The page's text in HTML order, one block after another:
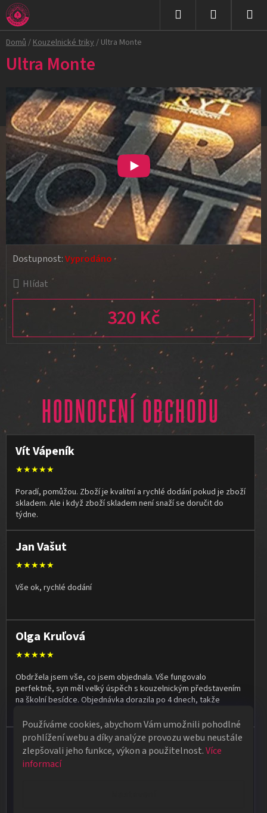
Používáme cookies, abychom Vám umožnili pohodlné
prohlížení webu a díky analýze provozu webu neustále
zlepšovali jeho funkce, výkon a použitelnost.Více
informací
Přejít
na
obsah
Domů/Kouzelnické triky/ Ultra Monte
Hlídat
320 Kč
Dostupnost:Vyprodáno
Ultra Monte
HODNOCENÍ OBCHODU
Vít Vápeník
★★★★★
Poradí, pomůžou. Zboží je kvalitní a rychlé dodání pokud je zboží
skladem. Ale i když zboží skladem není snaží se doručit do
týdne.
Jan Vašut
★★★★★
Vše ok, rychlé dodání
Olga Kruľová
★★★★★
Obdržela jsem vše, co jsem objednala. Vše fungovalo
perfektně, syn měl velký úspěch s kouzelnickým představením
na školní besídce. Objednávka dorazila po 4 dnech, takže
Vladimír Jirsák
★★★★★